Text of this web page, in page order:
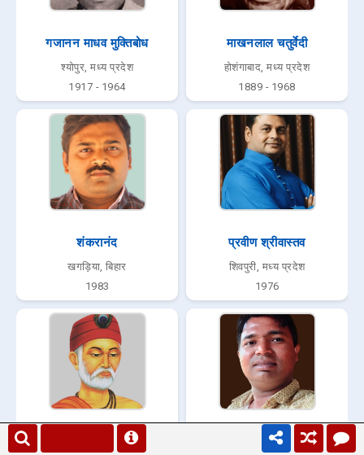
गजानन माधव मुक्तिबोध
श्योपुर, मध्य प्रदेश
1917 - 1964
माखनलाल चतुर्वेदी
होशंगाबाद, मध्य प्रदेश
1889 - 1968
शंकरानंद
खगड़िया, बिहार
1983
प्रवीण श्रीवास्तव
शिवपुरी, मध्य प्रदेश
1976
कर्मवीर 'बुडाना'